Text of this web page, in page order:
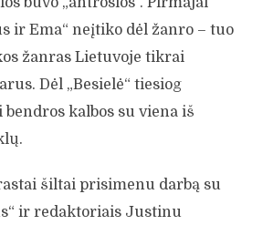
TAVO KNYGOS
NEPIRKTI“
Rašytojai 9 min. skaitymo
ir Ema“ neįtiko dėl žanro – tuo
žanras Lietuvoje tikrai
Dėl „Besielė“ tiesiog
kalbos su viena iš
šiltai prisimenu darbą su
ir redaktoriais Justinu